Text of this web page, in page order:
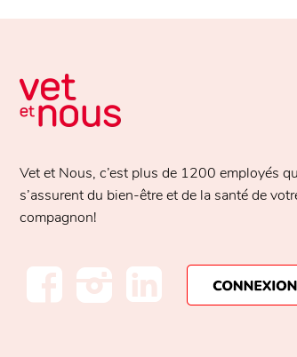
Vet et Nous, c’est plus de 1200 employés
s’assurent du bien-être et de la santé de
compagnon!